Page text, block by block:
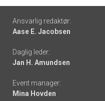
Footer
-
links
Ansvarlig redaktør:
Aase E. Jacobsen
Daglig leder:
Jan H. Amundsen
Event manager:
Mina Hovden